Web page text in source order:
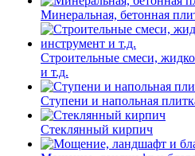
Минеральная, бетонная
Строительные смеси,
и т.д.
Ступени и напольная
Cтеклянный кирпич